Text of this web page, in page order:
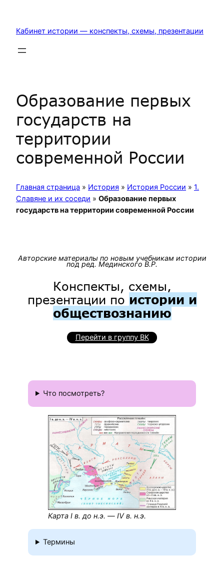
содержимому
Кабинет истории — конспекты, схемы, презентации
Образование первых
государств на
территории
современной России
Главная страница » История » История России » 1.
Славяне и их соседи » Образование первых
государств на территории современной России
Авторские материалы по новым учебникам истории
под ред. Мединского В.Р.
Конспекты, схемы,
презентации по истории и
обществознанию
Перейти в группу ВК
Что посмотреть?
Карта I в. до н.э. — IV в. н.э.
Термины